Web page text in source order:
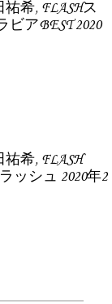
祐希, FLASHス
アBEST 2020
祐希, FLASH
ラッシュ 2020年2